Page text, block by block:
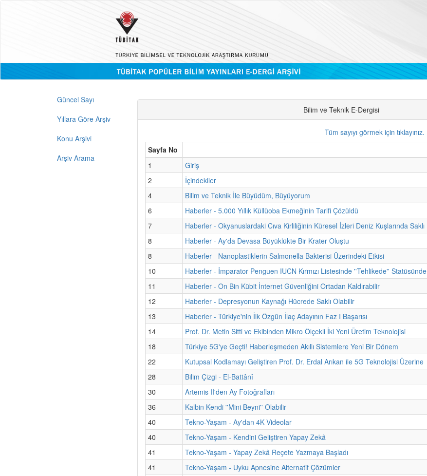
Güncel Sayı
Yıllara Göre Arşiv
Konu Arşivi
Arşiv Arama
Bilim ve Teknik E-Dergisi
Tüm sayıyı görmek için tıklayınız.
Sayfa No
1
Giriş
2
İçindekiler
4
Bilim ve Teknik İle Büyüdüm, Büyüyorum
6
Haberler - 5.000 Yıllık Küllüoba Ekmeğinin Tarifi Çözüldü
7
Haberler - Okyanuslardaki Cıva Kirliliğinin Küresel İzleri Deniz Kuşlarında Saklı
8
Haberler - Ay'da Devasa Büyüklükte Bir Krater Oluştu
8
Haberler - Nanoplastiklerin Salmonella Bakterisi Üzerindeki Etkisi
10
Haberler - İmparator Penguen IUCN Kırmızı Listesinde ''Tehlikede'' Statüsünde
11
Haberler - On Bin Kübit İnternet Güvenliğini Ortadan Kaldırabilir
12
Haberler - Depresyonun Kaynağı Hücrede Saklı Olabilir
13
Haberler - Türkiye'nin İlk Özgün İlaç Adayının Faz I Başarısı
14
Prof. Dr. Metin Sitti ve Ekibinden Mikro Ölçekli İki Yeni Üretim Teknolojisi
18
Türkiye 5G'ye Geçti! Haberleşmeden Akıllı Sistemlere Yeni Bir Dönem
22
Kutupsal Kodlamayı Geliştiren Prof. Dr. Erdal Arıkan ile 5G Teknolojisi Üzerine
28
Bilim Çizgi - El-Battânî
30
Artemis II'den Ay Fotoğrafları
36
Kalbin Kendi ''Mini Beyni'' Olabilir
40
Tekno-Yaşam - Ay'dan 4K Videolar
40
Tekno-Yaşam - Kendini Geliştiren Yapay Zekâ
41
Tekno-Yaşam - Yapay Zekâ Reçete Yazmaya Başladı
41
Tekno-Yaşam - Uyku Apnesine Alternatif Çözümler